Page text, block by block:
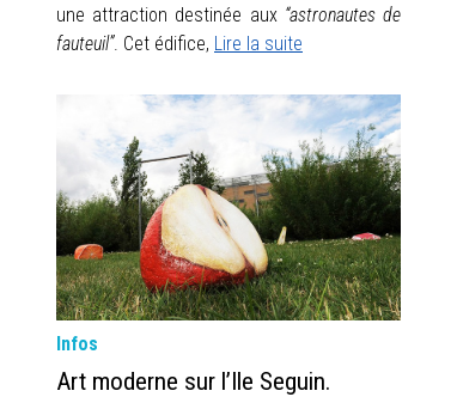
une attraction destinée aux “astronautes de
fauteuil”. Cet édifice, Lire la suite
Infos
Art moderne sur l’Ile Seguin.